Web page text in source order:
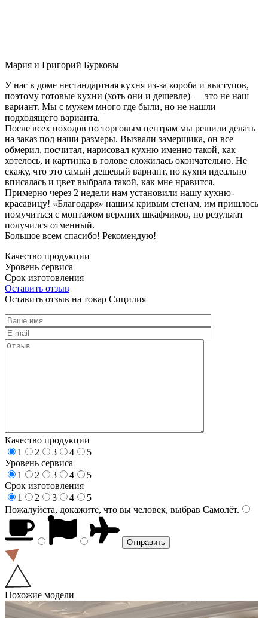
Мария и Григорий Бурковы
У нас в доме нестандартная кухня из-за короба и выступов,
поэтому готовые кухни (хоть они и дешевле) — это не наш
вариант. Мы с мужем много где были, но не нашли
подходящего варианта.
После всех походов по торговым центрам мы решили делать
на заказ под наши размеры. Вызвали замерщика, он все
обмерил, посчитал, нарисовал кухню именно такой, как
хотелось, и картинка в голове сложилась окончательно. Не
скажу, что это самый дешевый вариант, но кухня идеально
вписалась и цвет выбрала такой, как мне нравится.
Примерно через 2 недели нам установили нашу кухню-
красавицу! «Благодаря» нашим кривым стенам, им пришлось
помучиться с монтажом верхних шкафчиков, но результат
получился отменный.
Большое всем спасибо! Рекомендую!
Качество продукции
Уровень сервиса
Срок изготовления
Оставить отзыв
Оставить отзыв на товар Сицилия
Качество продукции
1
2 3 4
5
Уровень сервиса
1
2 3 4
5
Срок изготовления
1
2 3 4
5
Пожалуйста, докажите, что вы человек, выбрав Самолёт.
Похожие модели